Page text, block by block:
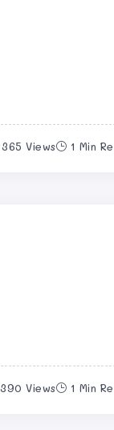
365 Views 1 Min
390 Views 1 Min